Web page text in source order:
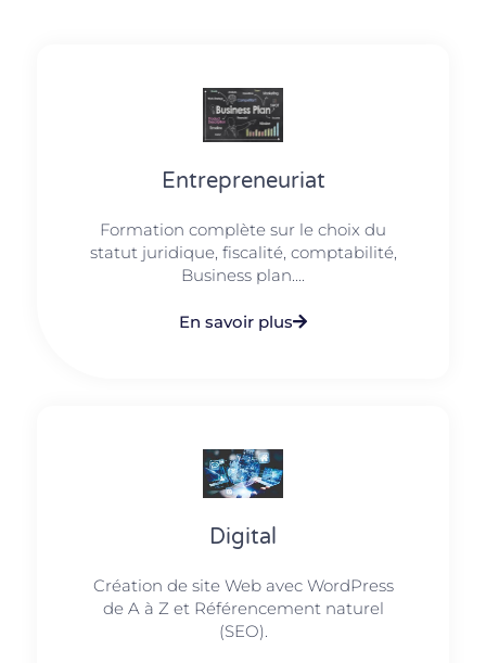
Entrepreneuriat
Formation complète sur le choix du
statut juridique, fiscalité, comptabilité,
Business plan....
En savoir plus
Digital
Création de site Web avec WordPress
de A à Z et Référencement naturel
(SEO).